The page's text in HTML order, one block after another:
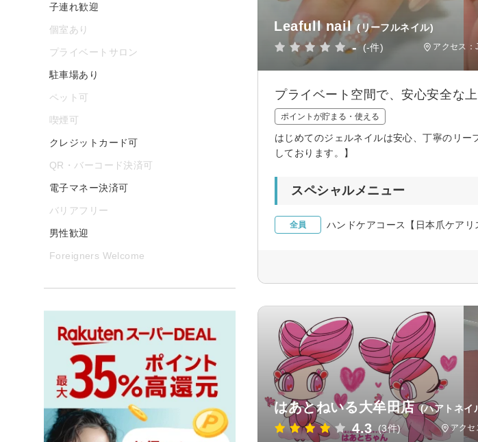
Leafull nail (リーフルネイル)
- (-件) アクセス
プライベート空間で、安心安全な
ポイントが貯まる・使える
はじめてのジェルネイルは安心、丁寧のリ
しております。】
スペシャルメニュー
全員 ハンドケアコース【日本爪ケアリ
はあとねいる大牟田店 (ハアトネイ
4.3 (3件) アクセ
子連れ歓迎
個室あり
プライベートサロン
駐車場あり
ペット可
喫煙可
クレジットカード可
QR・バーコード決済可
電子マネー決済可
バリアフリー
男性歓迎
Foreigners Welcome